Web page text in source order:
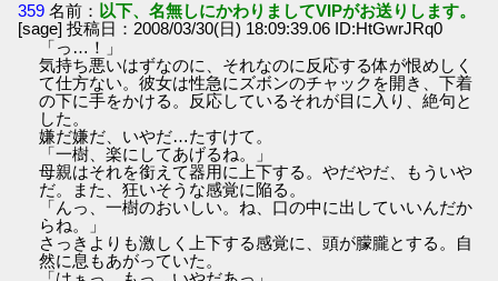
359 名前： 以下、名無しにかわりましてVIPがお送りします。
[sage] 投稿日：2008/03/30(日) 18:09:39.06 ID:HtGwrJRq0
「っ…！」
気持ち悪いはずなのに、それなのに反応する体が恨めしく
て仕方ない。彼女は性急にズボンのチャックを開き、下着
の下に手をかける。反応しているそれが目に入り、絶句と
した。
嫌だ嫌だ、いやだ…たすけて。
「一樹、楽にしてあげるね。」
母親はそれを銜えて器用に上下する。やだやだ、もういや
だ。また、狂いそうな感覚に陥る。
「んっ、一樹のおいしい。ね、口の中に出していいんだか
らね。」
さっきよりも激しく上下する感覚に、頭が朦朧とする。自
然に息もあがっていた。